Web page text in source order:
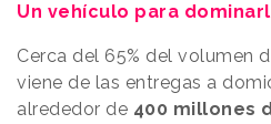
Un vehículo para
Cerca del 65% del volumen
viene de las entregas a
alrededor de 400 millones